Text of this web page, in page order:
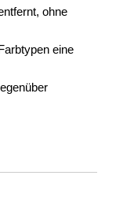
ohne
eine